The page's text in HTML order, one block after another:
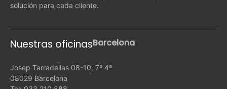
solución para cada cliente.
Nuestras oficinasBarcelona
Josep Tarradellas 08-10, 7º 4ª
08029 Barcelona